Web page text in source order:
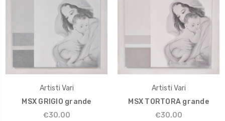
Artisti Vari
MSX GRIGIO grande
€30.00
Artisti Vari
MSX TORTORA grande
€30.00